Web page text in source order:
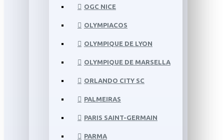
OGC NICE
OLYMPIACOS
OLYMPIQUE DE LYON
OLYMPIQUE DE MARSELLA
ORLANDO CITY SC
PALMEIRAS
PARIS SAINT-GERMAIN
PARMA